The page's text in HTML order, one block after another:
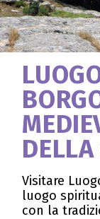
Visitare
luogo
con la